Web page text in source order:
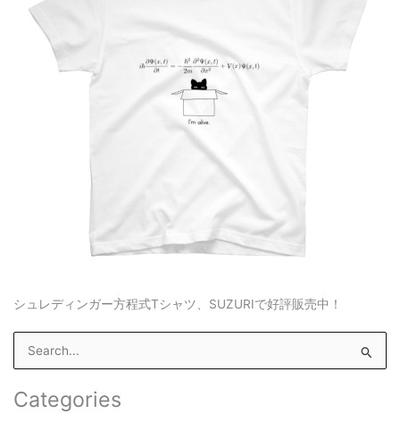
シュレディンガー方程式Tシャツ、SUZURIで好評販売中！
e
a
Categories